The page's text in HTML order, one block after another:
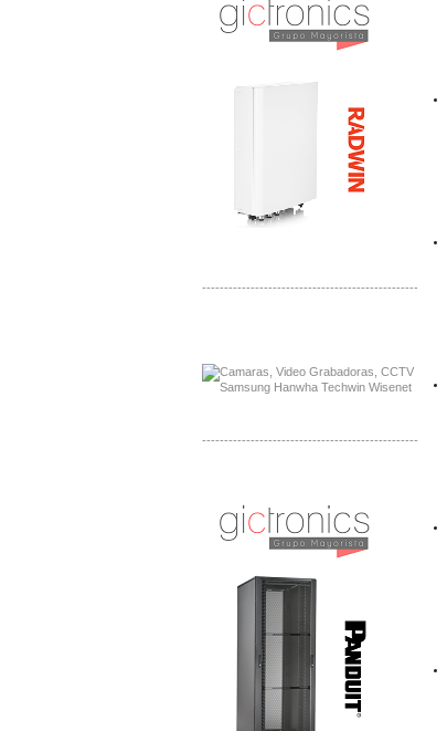
-------------------------------------------------
-------------------------------------------------